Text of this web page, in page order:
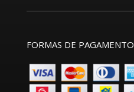
FORMAS DE PAGAMENTO